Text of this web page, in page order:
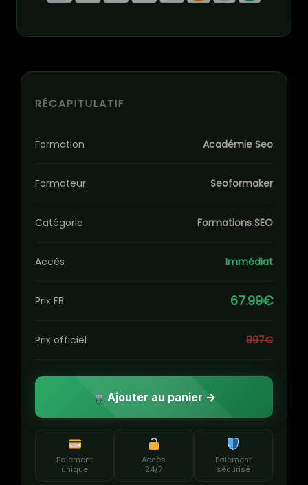
RÉCAPITULATIF
Formation Académie Seo
Formateur Seoformaker
Catégorie Formations SEO
Accès Immédiat
Prix FB 67.99€
Prix officiel 997€
Ajouter au panier →
Paiement
unique
Accès
24/7
Paiement
sécurisé